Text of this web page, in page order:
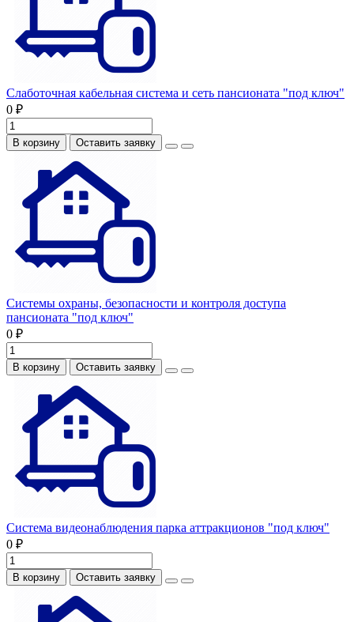
Слаботочная кабельная система и сеть пансионата "под ключ"
0 ₽
В корзину Оставить заявку
Системы охраны, безопасности и контроля доступа
пансионата "под ключ"
0 ₽
В корзину Оставить заявку
Система видеонаблюдения парка аттракционов "под ключ"
0 ₽
В корзину Оставить заявку